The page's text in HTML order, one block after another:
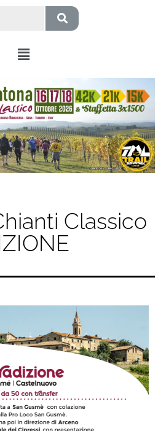
Classico